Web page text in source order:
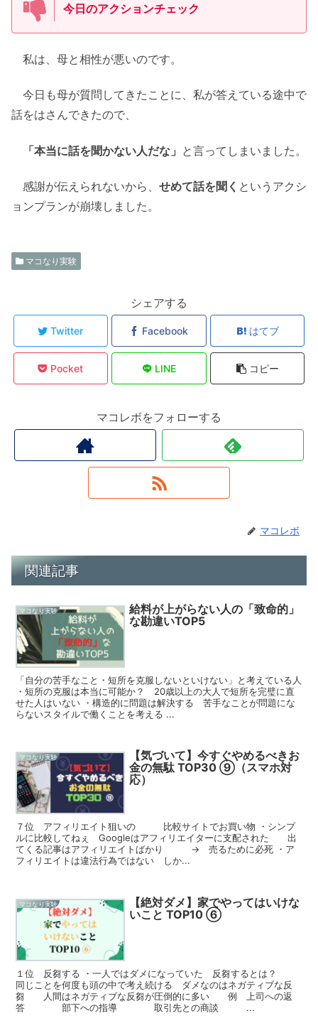
今日のアクションチェック
私は、母と相性が悪いのです。
今日も母が質問してきたことに、私が答えている途中で
話をはさんできたので、
「本当に話を聞かない人だな」 と言ってしまいました。
感謝が伝えられないから、 せめて話を聞く というアクシ
ョンプランが崩壊しました。
マコなり実験
シェアする
Twitter Facebook はてブ
Pocket LINE コピー
マコレボをフォローする
マコレボ
関連記事
マコなり実験
給料が上がらない人の「致命的」
な勘違いTOP5
「自分の苦手なこと・短所を克服しないといけない」と考えている人
・短所の克服は本当に可能か？ 20歳以上の大人で短所を完璧に直
せた人はいない ・構造的に問題は解決する 苦手なことが問題にな
らないスタイルで働くことを考える ...
マコなり実験
【気づいて】今すぐやめるべきお
金の無駄 TOP30 ⑨（スマホ対
応）
７位 アフィリエイト狙いの 比較サイトでお買い物 ・シンプ
ルに比較してねぇ Googleはアフィリエイターに支配された 出
てくる記事はアフィリエイトばかり → 売るために必死 ・ア
フィリエイトは違法行為ではない しか...
マコなり実験
【絶対ダメ】家でやってはいけな
いこと TOP10 ⑥
１位 反芻する ・一人ではダメになっていた 反芻するとは？
同じことを何度も頭の中で考え続ける ダメなのはネガティブな反
芻 人間はネガティブな反芻が圧倒的に多い 例 上司への返
答 部下への指導 取引先との商談 ...